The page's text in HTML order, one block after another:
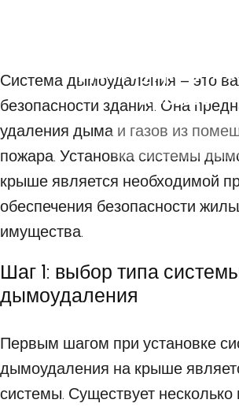
крыше
Система дымоудаления – это
безопасности здания. Она
удаления дыма и газов из
пожара. Установка системы
крыше является необходимой
обеспечения безопасности
имущества.
Шаг 1: выбор типа
дымоудаления
Первым шагом при установке
дымоудаления на крыше
системы. Существует несколько